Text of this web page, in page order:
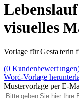
visuelles
Vorlage für Gestalterin
(0 Kundenbewertungen)
Word-Vorlage
Mustervorlage per E-